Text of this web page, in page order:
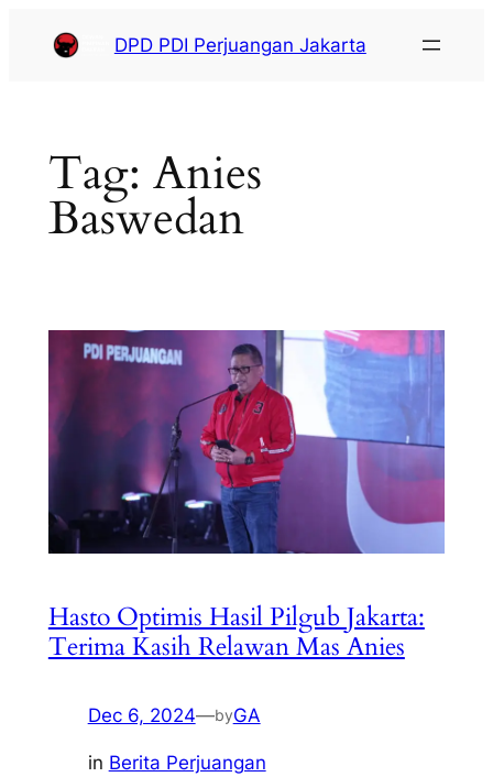
DPD PDI Perjuangan Jakarta
Tag: Anies
Baswedan
Hasto Optimis Hasil Pilgub Jakarta:
Terima Kasih Relawan Mas Anies
Dec 6, 2024—byGA
in Berita Perjuangan